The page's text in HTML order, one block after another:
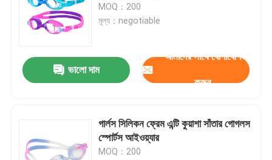
MOQ：200
মূল্য：negotiable
ভালো দাম
আমাদের সাথে যোগাযোগ
করুন
গার্লস সিলিকন ফ্রেম এন্টি কুয়াশা সাঁতার গোগলস
স্পোর্টস আইওয়্যার
MOQ：200